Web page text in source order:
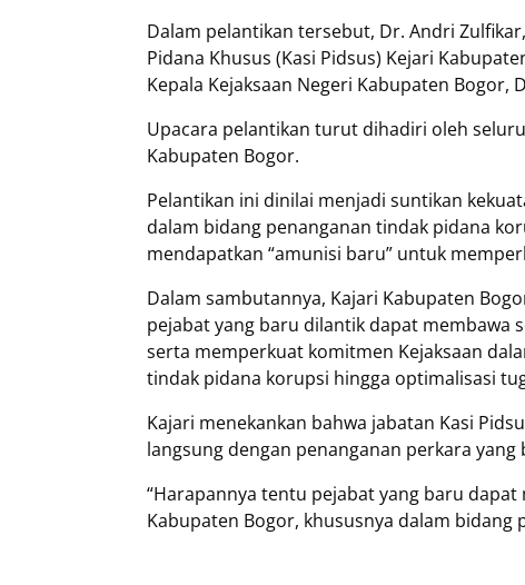
Dalam pelantikan tersebut, Dr. Andri
Pidana Khusus (Kasi Pidsus) Kejari
Kepala Kejaksaan Negeri Kabupaten Bogor,
Upacara pelantikan turut dihadiri oleh
Kabupaten Bogor.
Pelantikan ini dinilai menjadi suntikan
dalam bidang penanganan tindak pidana
mendapatkan “amunisi baru” untuk
Dalam sambutannya, Kajari Kabupaten
pejabat yang baru dilantik dapat membawa
serta memperkuat komitmen Kejaksaan
tindak pidana korupsi hingga optimalisasi
Kajari menekankan bahwa jabatan Kasi
langsung dengan penanganan perkara
“Harapannya tentu pejabat yang baru
Kabupaten Bogor, khususnya dalam bidang